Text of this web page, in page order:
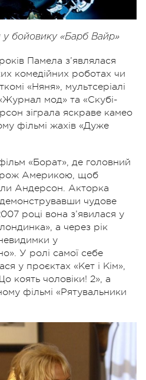
бойовику «Барб Вайр»
Памела з’являлася
комедійних роботах чи
«Няня», мультсеріалі
мод» та «Скубі-
зіграла яскраве камео
фільмі жахів «Дуже
«Борат», де головний
Америкою, щоб
Андерсон. Акторка
чудове
році вона з’явилася у
а через рік
у
У ролі самої себе
у проєктах «Кет і Кім»,
коять чоловіки! 2», а
фільмі «Рятувальники